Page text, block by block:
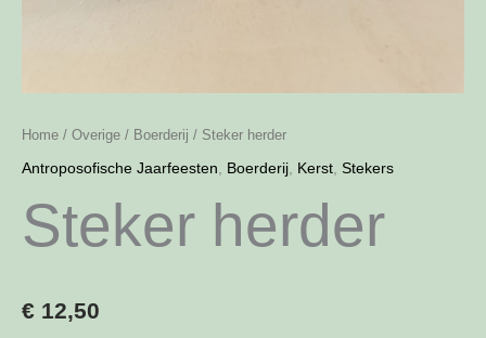
Home / Overige / Boerderij / Steker herder
Antroposofische Jaarfeesten, Boerderij, Kerst, Stekers
Steker herder
€ 12,50